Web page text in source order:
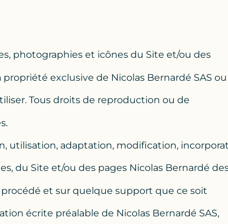
photographies et icônes du Site et/ou des
exclusive de Nicolas Bernardé SAS ou
Tous droits de reproduction ou de
utilisation, adaptation, modification,
du Site et/ou des pages Nicolas Bernardé
et sur quelque support que ce soit
écrite préalable de Nicolas Bernardé SAS,